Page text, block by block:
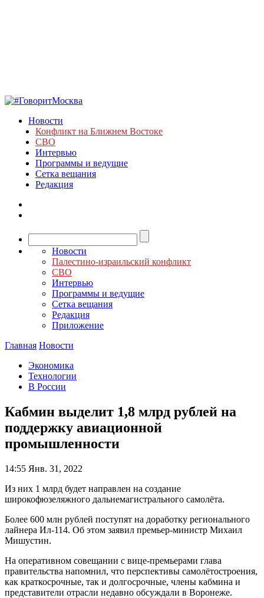
Новости
Конфликт на Ближнем Востоке
СВО
Интервью
Программы и ведущие
Сетка вещания
Редакция
Новости
Палестино-израильский конфликт
СВО
Интервью
Программы и ведущие
Сетка вещания
Редакция
Приложение
Главная Новости
Экономика
Технологии
В России
Кабмин выделит 1,8 млрд рублей на
поддержку авиационной
промышленности
14:55 Янв. 31, 2022
Из них 1 млрд будет направлен на создание
широкофюзеляжного дальнемагистрального самолёта.
Более 600 млн рублей поступят на доработку регионального
лайнера Ил-114. Об этом заявил премьер-министр Михаил
Мишустин.
На оперативном совещании с вице-премьерами глава
правительства напомнил, что перспективы самолётостроения,
как краткосрочные, так и долгосрочные, члены кабмина и
представители отрасли недавно обсуждали в Воронеже.